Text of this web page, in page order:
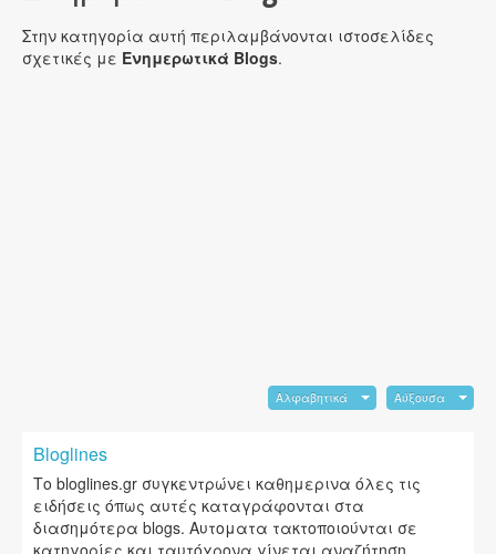
Στην κατηγορία αυτή περιλαμβάνονται ιστοσελίδες
σχετικές με Ενημερωτικά Blogs.
Αλφαβητικά Αύξουσα
Bloglines
Το bloglines.gr συγκεντρώνει καθημερινα όλες τις
ειδήσεις όπως αυτές καταγράφονται στα
διασημότερα blogs. Αυτοματα τακτοποιούνται σε
κατηγορίες και ταυτόχρονα γίνεται αναζήτηση